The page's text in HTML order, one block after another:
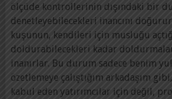
ölçüde kontrollerinin dışındaki bir
denetleyebilecekleri inancını
kuşunun, kendileri için musluğu
doldurabilecekleri kadar
inanırlar. Bu durum sadece benim
özetlemeye çalıştığım arkadaşım
kabul eden yatırımcılar için değil,